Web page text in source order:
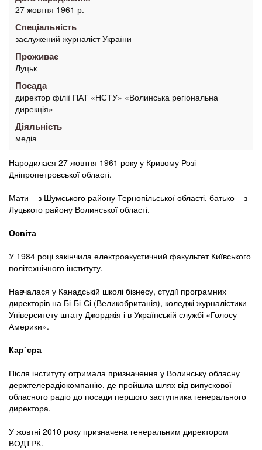
27 жовтня 1961 р.
Спеціальність
заслужений журналіст України
Проживає
Луцьк
Посада
директор філії ПАТ «НСТУ» «Волинська регіональна
дирекція»
Діяльність
медіа
Народилася 27 жовтня 1961 року у Кривому Розі
Дніпропетровської області.
Мати – з Шумського району Тернопільської області, батько – з
Луцького району Волинської області.
Освіта
У 1984 році закінчила електроакустичний факультет Київського
політехнічного інституту.
Навчалася у Канадській школі бізнесу, студії програмних
директорів на Бі-Бі-Сі (Великобританія), коледжі журналістики
Університету штату Джорджія і в Українській службі «Голосу
Америки».
Кар`єра
Після інституту отримала призначення у Волинську обласну
держтелерадіокомпанію, де пройшла шлях від випускової
обласного радіо до посади першого заступника генерального
директора.
У жовтні 2010 року призначена генеральним директором
ВОДТРК.